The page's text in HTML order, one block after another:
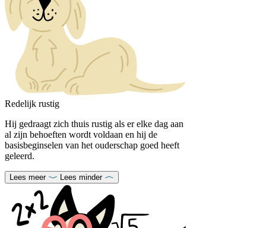
Redelijk rustig
Hij gedraagt ​​zich thuis rustig als er elke dag aan
al zijn behoeften wordt voldaan en hij de
basisbeginselen van het ouderschap goed heeft
geleerd.
Lees meer Lees minder